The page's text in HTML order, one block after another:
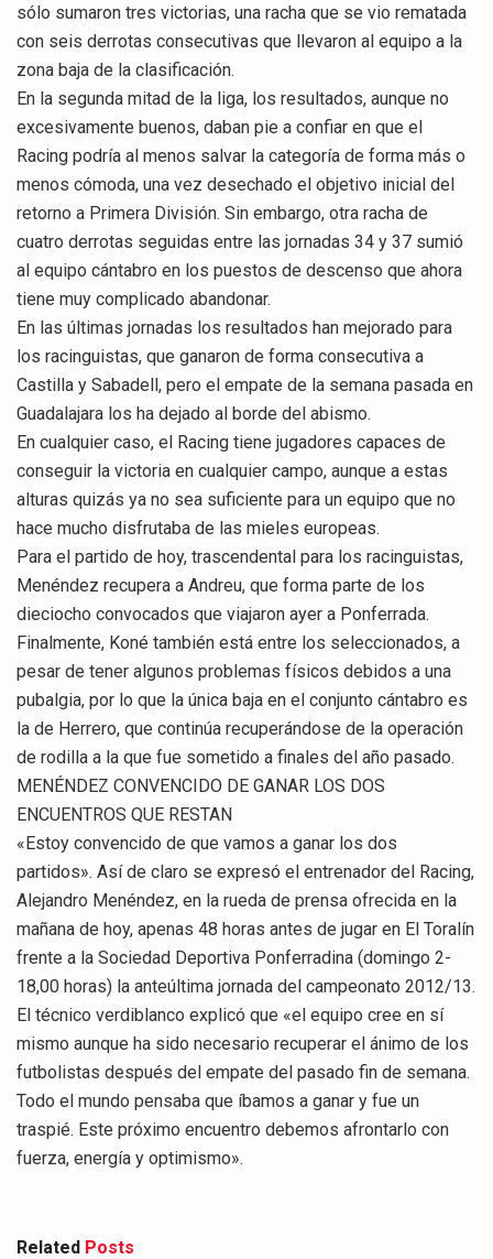
sólo sumaron tres victorias, una racha que se vio rematada
con seis derrotas consecutivas que llevaron al equipo a la
zona baja de la clasificación.
En la segunda mitad de la liga, los resultados, aunque no
excesivamente buenos, daban pie a confiar en que el
Racing podría al menos salvar la categoría de forma más o
menos cómoda, una vez desechado el objetivo inicial del
retorno a Primera División. Sin embargo, otra racha de
cuatro derrotas seguidas entre las jornadas 34 y 37 sumió
al equipo cántabro en los puestos de descenso que ahora
tiene muy complicado abandonar.
En las últimas jornadas los resultados han mejorado para
los racinguistas, que ganaron de forma consecutiva a
Castilla y Sabadell, pero el empate de la semana pasada en
Guadalajara los ha dejado al borde del abismo.
En cualquier caso, el Racing tiene jugadores capaces de
conseguir la victoria en cualquier campo, aunque a estas
alturas quizás ya no sea suficiente para un equipo que no
hace mucho disfrutaba de las mieles europeas.
Para el partido de hoy, trascendental para los racinguistas,
Menéndez recupera a Andreu, que forma parte de los
dieciocho convocados que viajaron ayer a Ponferrada.
Finalmente, Koné también está entre los seleccionados, a
pesar de tener algunos problemas físicos debidos a una
pubalgia, por lo que la única baja en el conjunto cántabro es
la de Herrero, que continúa recuperándose de la operación
de rodilla a la que fue sometido a finales del año pasado.
MENÉNDEZ CONVENCIDO DE GANAR LOS DOS
ENCUENTROS QUE RESTAN
«Estoy convencido de que vamos a ganar los dos
partidos». Así de claro se expresó el entrenador del Racing,
Alejandro Menéndez, en la rueda de prensa ofrecida en la
mañana de hoy, apenas 48 horas antes de jugar en El Toralín
frente a la Sociedad Deportiva Ponferradina (domingo 2-
18,00 horas) la anteúltima jornada del campeonato 2012/13.
El técnico verdiblanco explicó que «el equipo cree en sí
mismo aunque ha sido necesario recuperar el ánimo de los
futbolistas después del empate del pasado fin de semana.
Todo el mundo pensaba que íbamos a ganar y fue un
traspié. Este próximo encuentro debemos afrontarlo con
fuerza, energía y optimismo».
Related Posts